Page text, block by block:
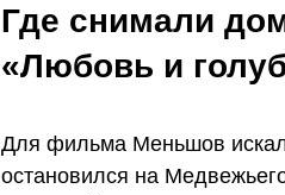
Где снимали
«Любовь и
Для фильма Меньшов
остановился на